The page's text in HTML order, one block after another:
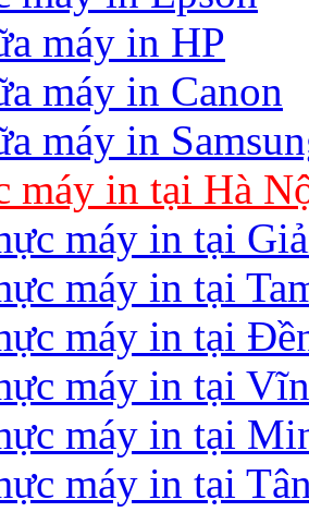
máy in HP
máy in Canon
máy in
máy in tại Hà
máy in tại
máy in tại
máy in tại
máy in tại
máy in tại
máy in tại